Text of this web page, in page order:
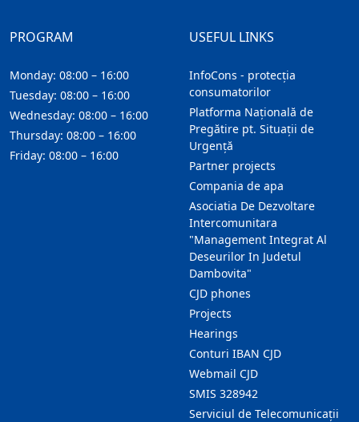
USEFUL LINKS
InfoCons - protecția
consumatorilor
Platforma Națională de
Pregătire pt. Situații de
Urgență
Partner projects
Compania de apa
Asociatia De Dezvoltare
Intercomunitara
"Management Integrat Al
Deseurilor In Judetul
Dambovita"
CJD phones
Projects
Hearings
Conturi IBAN CJD
Webmail CJD
SMIS 328942
Serviciul de Telecomunicații
PROGRAM
Monday: 08:00 – 16:00
Tuesday: 08:00 – 16:00
Wednesday: 08:00 – 16:00
Thursday: 08:00 – 16:00
Friday: 08:00 – 16:00